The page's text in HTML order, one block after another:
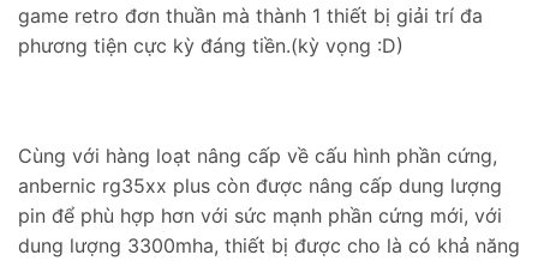
game retro đơn thuần mà thành 1 thiết bị giải trí đa
phương tiện cực kỳ đáng tiền.(kỳ vọng :D)
Cùng với hàng loạt nâng cấp về cấu hình phần cứng,
anbernic rg35xx plus còn được nâng cấp dung lượng
pin để phù hợp hơn với sức mạnh phần cứng mới, với
dung lượng 3300mha, thiết bị được cho là có khả năng